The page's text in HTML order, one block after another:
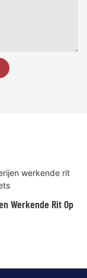
Werkende Rit Op